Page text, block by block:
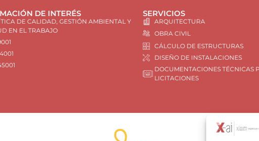
DE INTERÉS
DE CALIDAD, GESTIÓN AMBIENTAL Y
EN EL TRABAJO
SERVICIOS
ARQUITECTURA
OBRA CIVIL
CÁLCULO DE ESTRUCTURAS
DISEÑO DE INSTALACIONES
DOCUMENTACIONES TÉCNICAS
LICITACIONES